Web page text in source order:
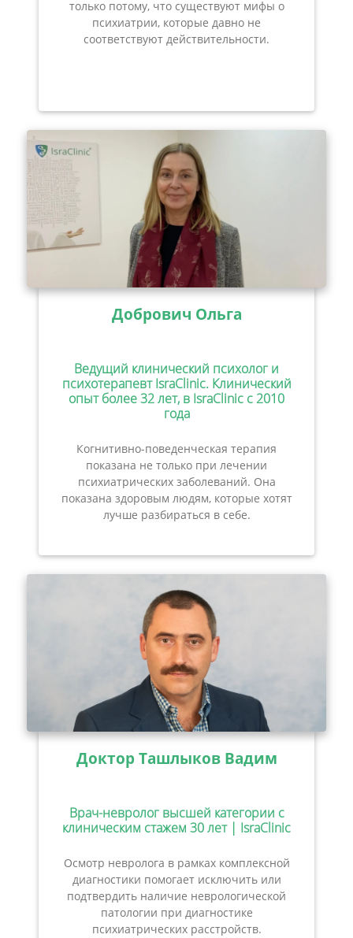
только потому, что существуют мифы о
психиатрии, которые давно не
соответствуют действительности.
Добрович Ольга
Ведущий клинический психолог и
психотерапевт IsraClinic. Клинический
опыт более 32 лет, в IsraClinic с 2010
года
Когнитивно-поведенческая терапия
показана не только при лечении
психиатрических заболеваний. Она
показана здоровым людям, которые хотят
лучше разбираться в себе.
Доктор Ташлыков Вадим
Врач-невролог высшей категории с
клиническим стажем 30 лет | IsraClinic
Осмотр невролога в рамках комплексной
диагностики помогает исключить или
подтвердить наличие неврологической
патологии при диагностике
психиатрических расстройств.